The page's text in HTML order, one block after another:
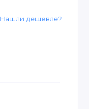
Нашли дешевле?